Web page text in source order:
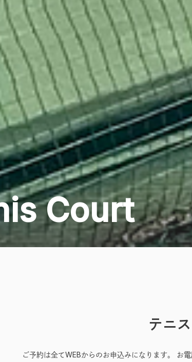
Court
テニ
ご予約は全てWEBからのお申込みになります。 お